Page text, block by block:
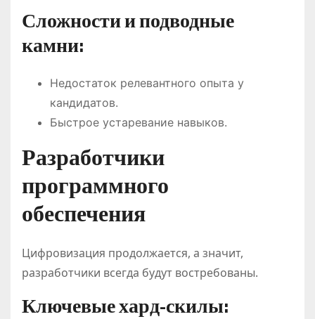
Сложности и подводные
камни:
Недостаток релевантного опыта у
кандидатов.
Быстрое устаревание навыков.
Разработчики
программного
обеспечения
Цифровизация продолжается, а значит,
разработчики всегда будут востребованы.
Ключевые хард-скилы: